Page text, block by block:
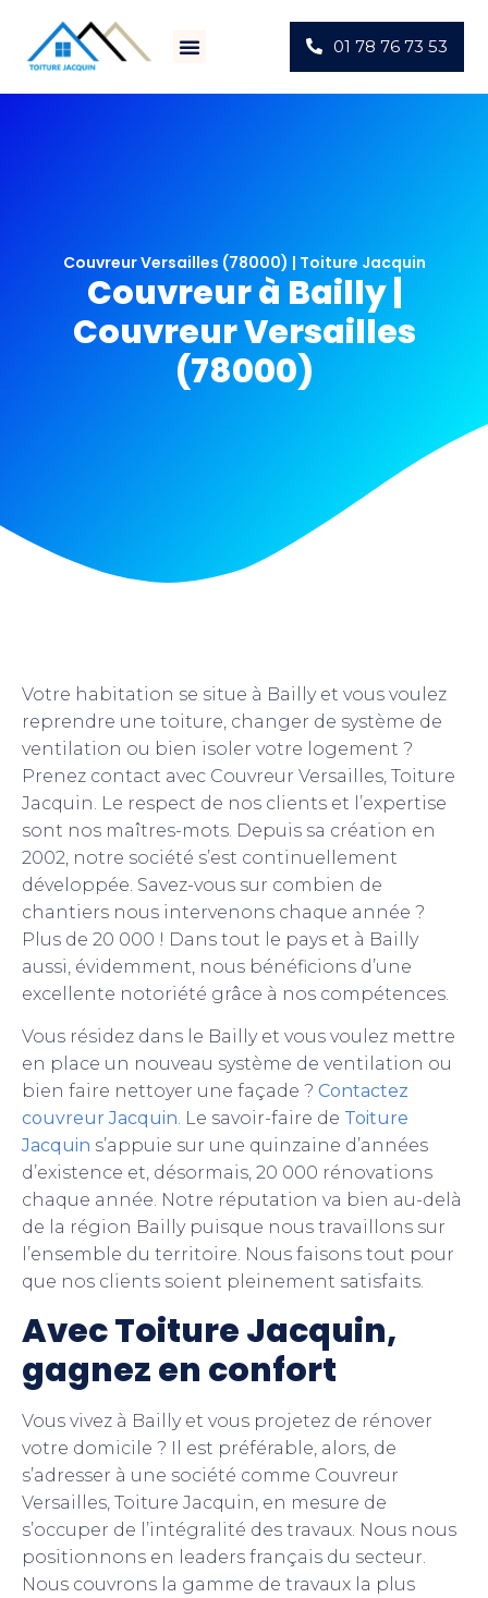
01 78 76 73 53
Couvreur Versailles (78000) | Toiture Jacquin
Couvreur à Bailly |
Couvreur Versailles
(78000)
Votre habitation se situe à Bailly et vous voulez
reprendre une toiture, changer de système de
ventilation ou bien isoler votre logement ?
Prenez contact avec Couvreur Versailles, Toiture
Jacquin. Le respect de nos clients et l’expertise
sont nos maîtres-mots. Depuis sa création en
2002, notre société s’est continuellement
développée. Savez-vous sur combien de
chantiers nous intervenons chaque année ?
Plus de 20 000 ! Dans tout le pays et à Bailly
aussi, évidemment, nous bénéficions d’une
excellente notoriété grâce à nos compétences.
Vous résidez dans le Bailly et vous voulez mettre
en place un nouveau système de ventilation ou
bien faire nettoyer une façade ? Contactez
couvreur Jacquin. Le savoir-faire de Toiture
Jacquin s’appuie sur une quinzaine d’années
d’existence et, désormais, 20 000 rénovations
chaque année. Notre réputation va bien au-delà
de la région Bailly puisque nous travaillons sur
l’ensemble du territoire. Nous faisons tout pour
que nos clients soient pleinement satisfaits.
Avec Toiture Jacquin,
gagnez en confort
Vous vivez à Bailly et vous projetez de rénover
votre domicile ? Il est préférable, alors, de
s’adresser à une société comme Couvreur
Versailles, Toiture Jacquin, en mesure de
s’occuper de l’intégralité des travaux. Nous nous
positionnons en leaders français du secteur.
Nous couvrons la gamme de travaux la plus